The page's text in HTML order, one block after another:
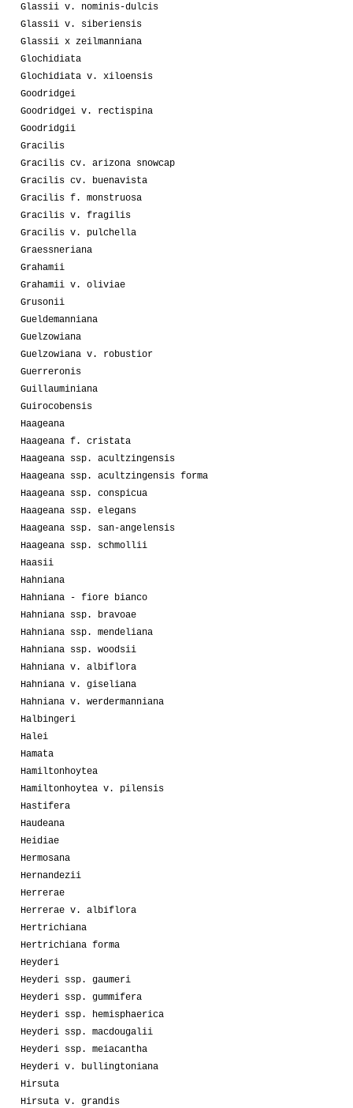
Glassii v. nominis-dulcis
Glassii v. siberiensis
Glassii x zeilmanniana
Glochidiata
Glochidiata v. xiloensis
Goodridgei
Goodridgei v. rectispina
Goodridgii
Gracilis
Gracilis cv. arizona snowcap
Gracilis cv. buenavista
Gracilis f. monstruosa
Gracilis v. fragilis
Gracilis v. pulchella
Graessneriana
Grahamii
Grahamii v. oliviae
Grusonii
Gueldemanniana
Guelzowiana
Guelzowiana v. robustior
Guerreronis
Guillauminiana
Guirocobensis
Haageana
Haageana f. cristata
Haageana ssp. acultzingensis
Haageana ssp. acultzingensis forma
Haageana ssp. conspicua
Haageana ssp. elegans
Haageana ssp. san-angelensis
Haageana ssp. schmollii
Haasii
Hahniana
Hahniana - fiore bianco
Hahniana ssp. bravoae
Hahniana ssp. mendeliana
Hahniana ssp. woodsii
Hahniana v. albiflora
Hahniana v. giseliana
Hahniana v. werdermanniana
Halbingeri
Halei
Hamata
Hamiltonhoytea
Hamiltonhoytea v. pilensis
Hastifera
Haudeana
Heidiae
Hermosana
Hernandezii
Herrerae
Herrerae v. albiflora
Hertrichiana
Hertrichiana forma
Heyderi
Heyderi ssp. gaumeri
Heyderi ssp. gummifera
Heyderi ssp. hemisphaerica
Heyderi ssp. macdougalii
Heyderi ssp. meiacantha
Heyderi v. bullingtoniana
Hirsuta
Hirsuta v. grandis